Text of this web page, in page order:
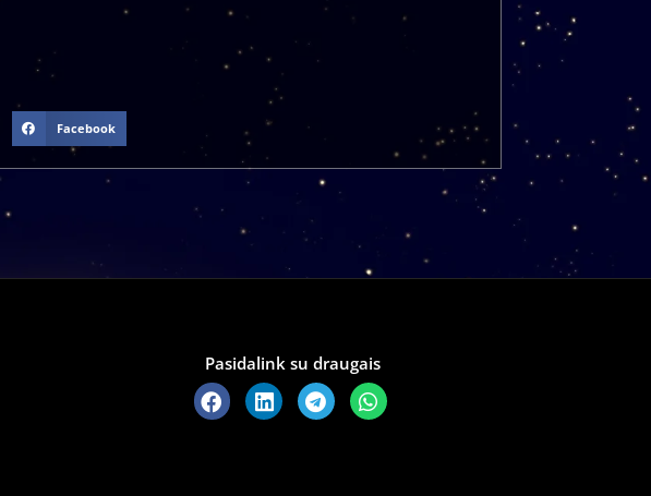
Facebook
Pasidalink su draugais